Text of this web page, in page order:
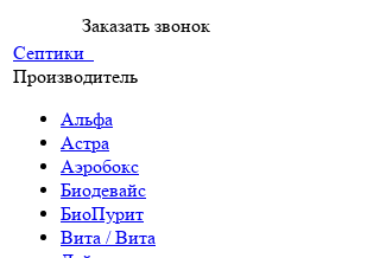
Заказать звонок
Септики
Производитель
Альфа
Астра
Аэробокс
Биодевайс
БиоПурит
Вита / Вита